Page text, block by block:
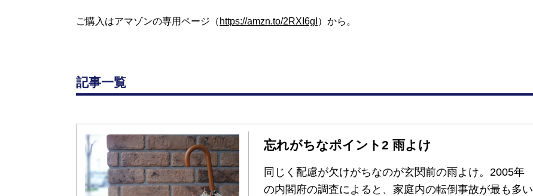
ご購入はアマゾンの専用ページ（ https://amzn.to/2RXI6gI ）から。
記事一覧
忘れがちなポイント2 雨よけ
同じく配慮が欠けがちなのが玄関前の雨よけ。2005年
の内閣府の調査によると、家庭内の転倒事故が最も多い